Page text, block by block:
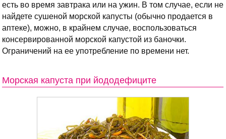
есть во время завтрака или на ужин. В том случае, если не
найдете сушеной морской капусты (обычно продается в
аптеке), можно, в крайнем случае, воспользоваться
консервированной морской капустой из баночки.
Ограничений на ее употребление по времени нет.
Морская капуста при йододефиците